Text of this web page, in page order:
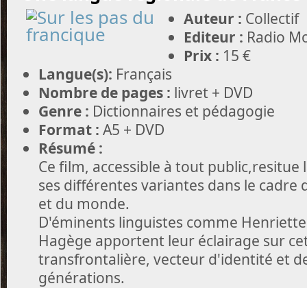
Auteur : Collectif
Editeur : Radio
Prix : 15 €
Langue(s): Français
Nombre de pages : livret + DVD
Genre : Dictionnaires et pédagogie
Format : A5 + DVD
Résumé :
Ce film, accessible à tout
ses différentes variantes dans le cadre
et du monde.
D'éminents linguistes comme
Hagège apportent leur éclairage sur
transfrontalière, vecteur d'identité et
générations.